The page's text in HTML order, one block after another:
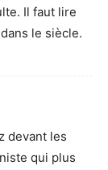
Il faut lire
le siècle.
devant les
qui plus